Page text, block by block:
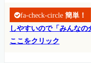
fa-check-circle 簡単！
しやすいので「みんな
ここをクリック